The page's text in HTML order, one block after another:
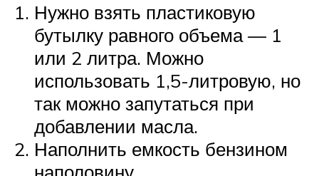
Нужно взять пластиковую
бутылку равного объема — 1
или 2 литра. Можно
использовать 1,5-литровую, но
так можно запутаться при
добавлении масла.
Наполнить емкость бензином